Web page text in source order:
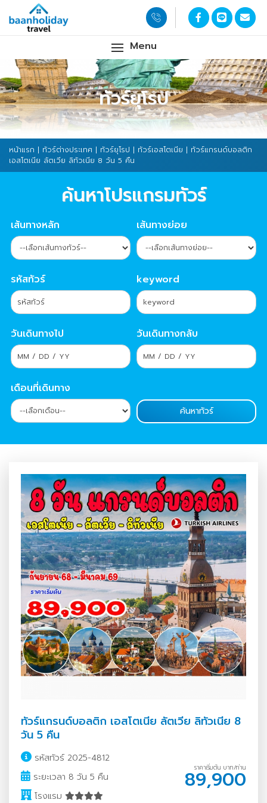
Menu
ทัวร์ยุโรป
หน้าแรก | ทัวร์ต่างประเทศ | ทัวร์ยุโรป | ทัวร์เอสโตเนีย | ทัวร์แกรนด์บอลติก
เอสโตเนีย ลัตเวีย ลิทัวเนีย 8 วัน 5 คืน
ค้นหาโปรแกรมทัวร์
เส้นทางหลัก เส้นทางย่อย
รหัสทัวร์ keyword
วันเดินทางไป วันเดินทางกลับ
เดือนที่เดินทาง
ทัวร์แกรนด์บอลติก เอสโตเนีย ลัตเวีย ลิทัวเนีย 8
วัน 5 คืน
รหัสทัวร์ 2025-4812
ระยะเวลา 8 วัน 5 คืน
โรงแรม
ราคาเริ่มต้น บาท/ท่าน
89,900